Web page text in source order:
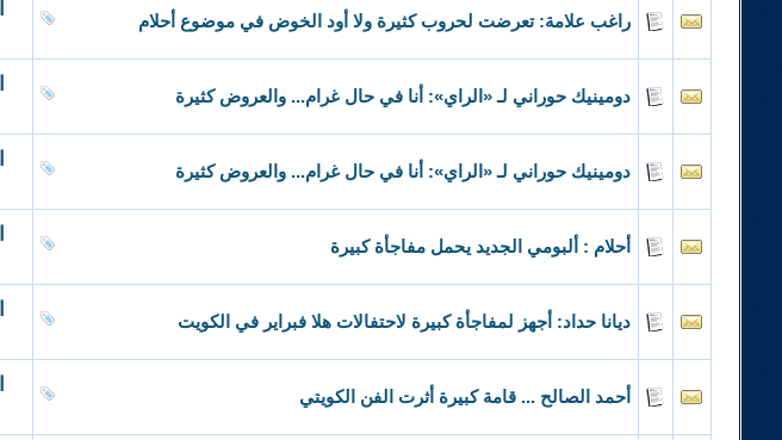
راغب علامة: تعرضت لحروب كثيرة ولا أود الخوض في موضوع أحلام
دومينيك حوراني لـ «الراي»: أنا في حال غرام... والعروض كثيرة
دومينيك حوراني لـ «الراي»: أنا في حال غرام... والعروض كثيرة
أحلام : ألبومي الجديد يحمل مفاجأة كبيرة
ديانا حداد: أجهز لمفاجأة كبيرة لاحتفالات هلا فبراير في الكويت
أحمد الصالح ... قامة كبيرة أثرت الفن الكويتي